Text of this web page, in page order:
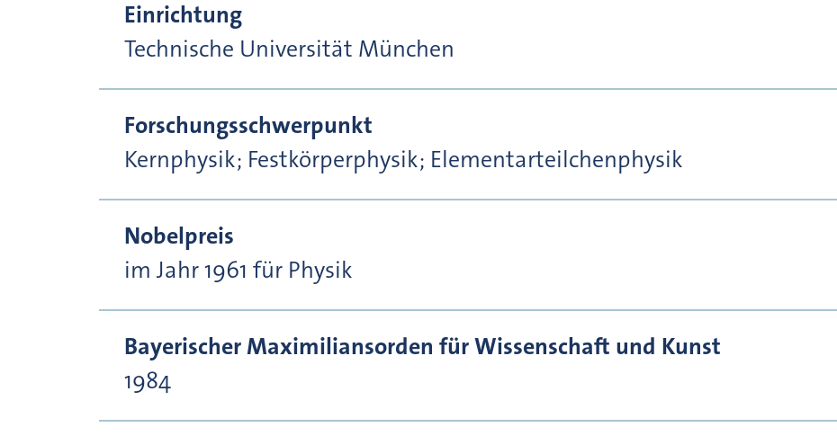
Einrichtung
Technische Universität München
Forschungsschwerpunkt
Kernphysik; Festkörperphysik; Elementarteilchenphysik
Nobelpreis
im Jahr 1961 für Physik
Bayerischer Maximiliansorden für Wissenschaft und Kunst
1984